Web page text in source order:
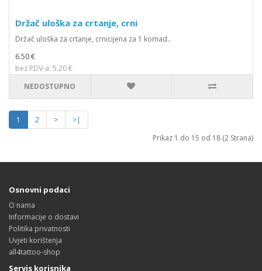
Držač uloška za crtanje, crni
Držač uloška za crtanje, crnicijena za 1 komad..
6.50 €
bez PDV-a: 5.20 €
NEDOSTUPNO
1 2 >
>|
Prikaz 1 do 15 od 18 (2 Strana)
Osnovni podaci
O nama
Informacije o dostavi
Politika privatnosti
Uvjeti korištenja
all4tattoo-shop
Servis korisnika